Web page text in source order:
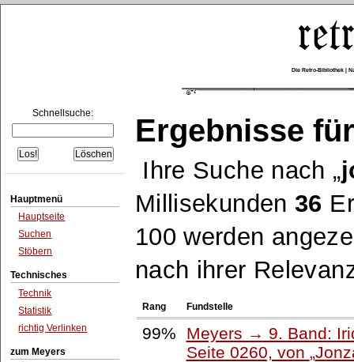
Die Retro-Bibliothek |
Schnellsuche:
Hauptmenü
Hauptseite
Suchen
Stöbern
Technisches
Technik
Statistik
richtig Verlinken
zum Meyers
Ergebnisse
Ihre Suche nach
Millisekunden36
100 werden
nach ihrer
Rang Fundstelle
99%
Meyers → 9. Band:
Seite 0260, von